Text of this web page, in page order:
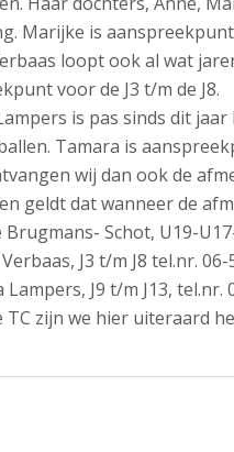
Marijke is
loopt ook al wat
voor de J3 t/m de J8.
is pas sinds dit
Tamara is
wij dan ook de
geldt dat wanneer de
Schot, U19-
J3 t/m J8 tel.nr.
Lampers, J9 t/m J13, tel.nr.
TC zijn we hier uiteraard